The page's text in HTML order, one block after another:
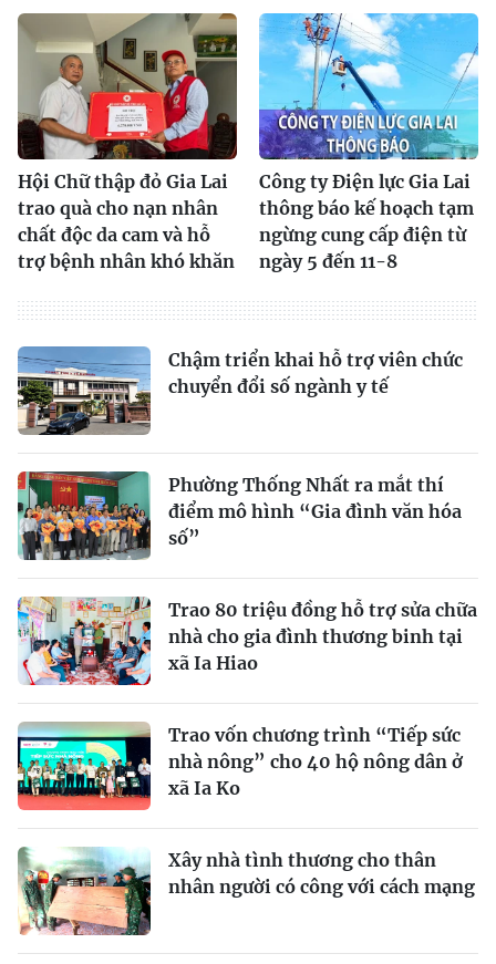
Hội Chữ thập đỏ Gia Lai
trao quà cho nạn nhân
chất độc da cam và hỗ
trợ bệnh nhân khó khăn
Công ty Điện lực Gia Lai
thông báo kế hoạch tạm
ngừng cung cấp điện từ
ngày 5 đến 11-8
Chậm triển khai hỗ trợ viên chức
chuyển đổi số ngành y tế
Phường Thống Nhất ra mắt thí
điểm mô hình “Gia đình văn hóa
số”
Trao 80 triệu đồng hỗ trợ sửa chữa
nhà cho gia đình thương binh tại
xã Ia Hiao
Trao vốn chương trình “Tiếp sức
nhà nông” cho 40 hộ nông dân ở
xã Ia Ko
Xây nhà tình thương cho thân
nhân người có công với cách mạng